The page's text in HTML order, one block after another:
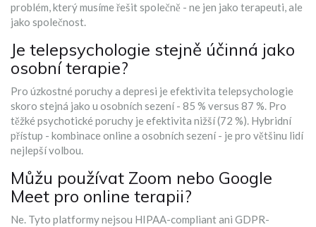
problém, který musíme řešit společně - ne jen jako terapeuti, ale
jako společnost.
Je telepsychologie stejně účinná jako
osobní terapie?
Pro úzkostné poruchy a depresi je efektivita telepsychologie
skoro stejná jako u osobních sezení - 85 % versus 87 %. Pro
těžké psychotické poruchy je efektivita nižší (72 %). Hybridní
přístup - kombinace online a osobních sezení - je pro většinu lidí
nejlepší volbou.
Můžu používat Zoom nebo Google
Meet pro online terapii?
Ne. Tyto platformy nejsou HIPAA-compliant ani GDPR-